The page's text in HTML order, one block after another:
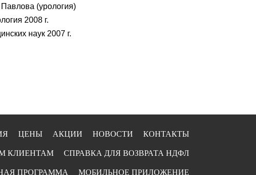
(урология)
2008 г.
наук 2007 г.
КОНТАКТЫ
НОВОСТИ
АКЦИИ
ЦЕНЫ
СПРАВКА ДЛЯ ВОЗВРАТА НДФЛ
КЛИЕНТАМ
МОБИЛЬНОЕ ПРИЛОЖЕНИЕ
ПРОГРАММА